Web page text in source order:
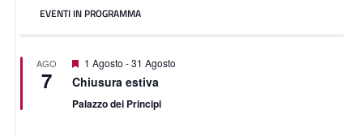
EVENTI IN PROGRAMMA
AGO
7
Featured
1 Agosto -31 Agosto
Chiusura estiva
Palazzo dei Principi